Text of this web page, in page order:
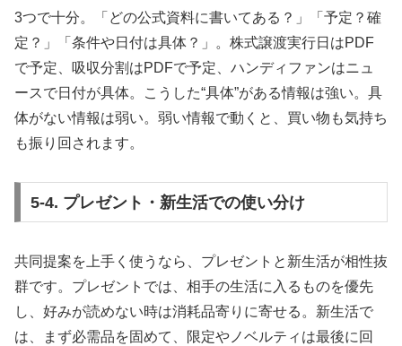
3つで十分。「どの公式資料に書いてある？」「予定？確
定？」「条件や日付は具体？」。株式譲渡実行日はPDF
で予定、吸収分割はPDFで予定、ハンディファンはニュ
ースで日付が具体。こうした“具体”がある情報は強い。具
体がない情報は弱い。弱い情報で動くと、買い物も気持ち
も振り回されます。
5-4. プレゼント・新生活での使い分け
共同提案を上手く使うなら、プレゼントと新生活が相性抜
群です。プレゼントでは、相手の生活に入るものを優先
し、好みが読めない時は消耗品寄りに寄せる。新生活で
は、まず必需品を固めて、限定やノベルティは最後に回